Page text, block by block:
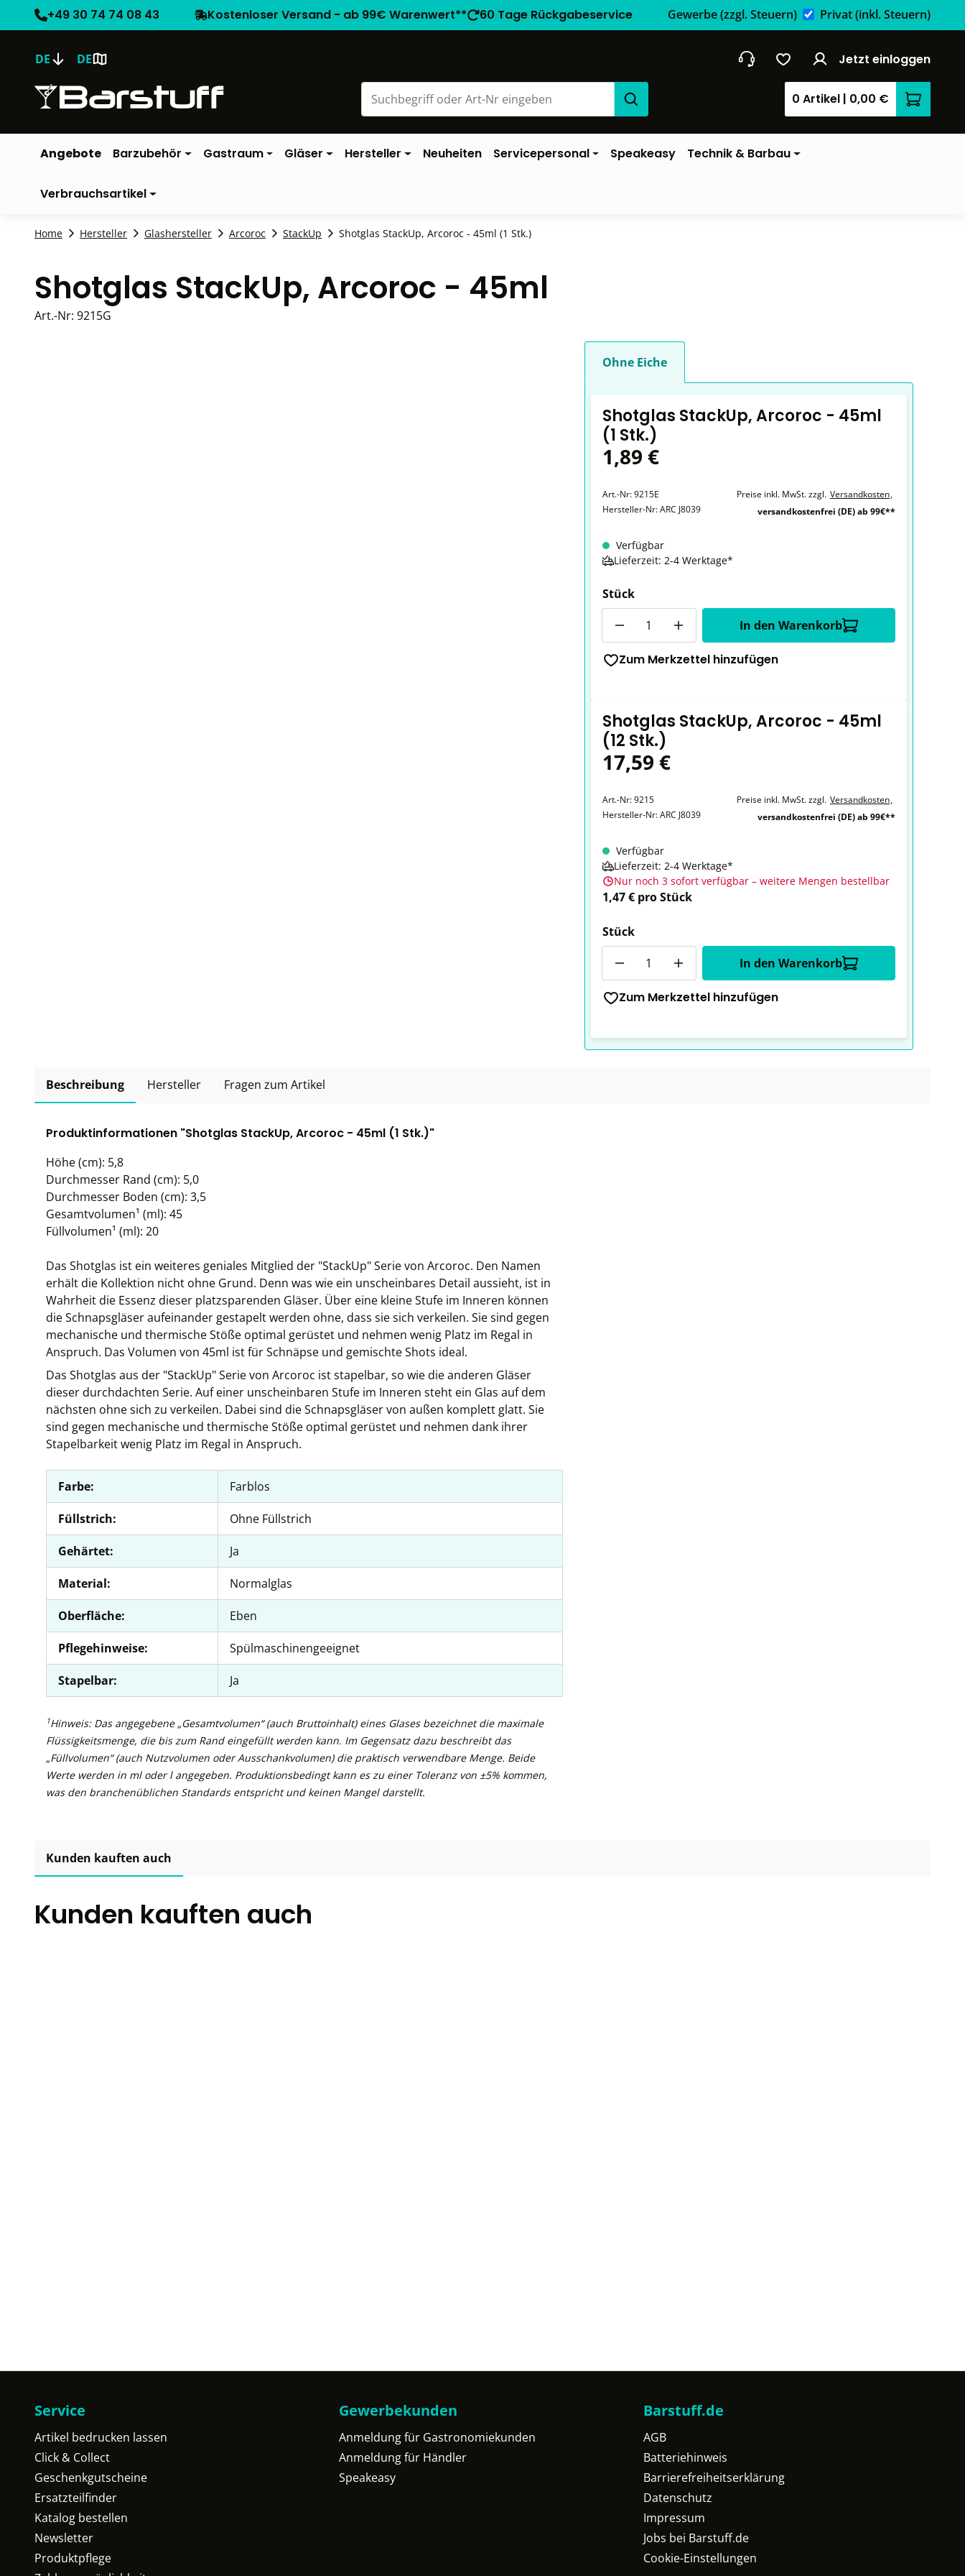
+49 30 74 74 08 43 Kostenloser Versand - ab 99€ Warenwert** 60 Tage Rückgabeservice Gewerbe(zzgl. Steuern) Privat(inkl. Steuern)
DE DE Jetzt einloggen
0 Artikel | 0,00 €
Angebote Barzubehör Gastraum Gläser Hersteller Neuheiten Servicepersonal Speakeasy Technik & Barbau
Verbrauchsartikel
Home Hersteller Glashersteller Arcoroc StackUp Shotglas StackUp, Arcoroc - 45ml (1 Stk.)
Shotglas StackUp, Arcoroc - 45ml
Art.-Nr: 9215G
Ohne Eiche
Shotglas StackUp, Arcoroc - 45ml
(1 Stk.)
1,89 €
Art.-Nr:9215E
Hersteller-Nr:ARC J8039
Preise inkl. MwSt. zzgl. Versandkosten,
versandkostenfrei (DE) ab 99€**
Verfügbar
Lieferzeit: 2-4 Werktage*
Stück
In den Warenkorb
Zum Merkzettel hinzufügen
Shotglas StackUp, Arcoroc - 45ml
(12 Stk.)
17,59 €
Art.-Nr:9215
Hersteller-Nr:ARC J8039
Preise inkl. MwSt. zzgl. Versandkosten,
versandkostenfrei (DE) ab 99€**
Verfügbar
Lieferzeit: 2-4 Werktage*
Nur noch 3 sofort verfügbar – weitere Mengen bestellbar
1,47 € pro Stück
Stück
In den Warenkorb
Zum Merkzettel hinzufügen
Beschreibung Hersteller Fragen zum Artikel
Produktinformationen "Shotglas StackUp, Arcoroc - 45ml (1 Stk.)"
Höhe (cm): 5,8
Durchmesser Rand (cm): 5,0
Durchmesser Boden (cm): 3,5
Gesamtvolumen¹ (ml): 45
Füllvolumen¹ (ml): 20
Das Shotglas ist ein weiteres geniales Mitglied der "StackUp" Serie von Arcoroc. Den Namen
erhält die Kollektion nicht ohne Grund. Denn was wie ein unscheinbares Detail aussieht, ist in
Wahrheit die Essenz dieser platzsparenden Gläser. Über eine kleine Stufe im Inneren können
die Schnapsgläser aufeinander gestapelt werden ohne, dass sie sich verkeilen. Sie sind gegen
mechanische und thermische Stöße optimal gerüstet und nehmen wenig Platz im Regal in
Anspruch. Das Volumen von 45ml ist für Schnäpse und gemischte Shots ideal.
Das Shotglas aus der "StackUp" Serie von Arcoroc ist stapelbar, so wie die anderen Gläser
dieser durchdachten Serie. Auf einer unscheinbaren Stufe im Inneren steht ein Glas auf dem
nächsten ohne sich zu verkeilen. Dabei sind die Schnapsgläser von außen komplett glatt. Sie
sind gegen mechanische und thermische Stöße optimal gerüstet und nehmen dank ihrer
Stapelbarkeit wenig Platz im Regal in Anspruch.
Farbe: Farblos
Füllstrich: Ohne Füllstrich
Gehärtet: Ja
Material: Normalglas
Oberfläche: Eben
Pflegehinweise: Spülmaschinengeeignet
Stapelbar: Ja
1Hinweis: Das angegebene „Gesamtvolumen“ (auch Bruttoinhalt) eines Glases bezeichnet die maximale
Flüssigkeitsmenge, die bis zum Rand eingefüllt werden kann. Im Gegensatz dazu beschreibt das
„Füllvolumen“ (auch Nutzvolumen oder Ausschankvolumen) die praktisch verwendbare Menge. Beide
Werte werden in ml oder l angegeben. Produktionsbedingt kann es zu einer Toleranz von ±5% kommen,
was den branchenüblichen Standards entspricht und keinen Mangel darstellt.
Kunden kauften auch
Kunden kauften auch
Service
Artikel bedrucken lassen
Click & Collect
Geschenkgutscheine
Ersatzteilfinder
Katalog bestellen
Newsletter
Produktpflege
Gewerbekunden
Anmeldung für Gastronomiekunden
Anmeldung für Händler
Speakeasy
Barstuff.de
AGB
Batteriehinweis
Barrierefreiheitserklärung
Datenschutz
Impressum
Jobs bei Barstuff.de
Cookie-Einstellungen